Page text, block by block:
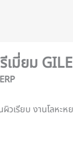
มี่ยม
วเรียบ งานโลหะ